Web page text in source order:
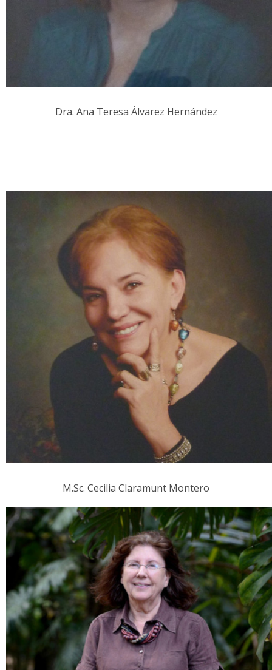
Dra. Ana Teresa Álvarez Hernández
M.Sc. Cecilia Claramunt Montero